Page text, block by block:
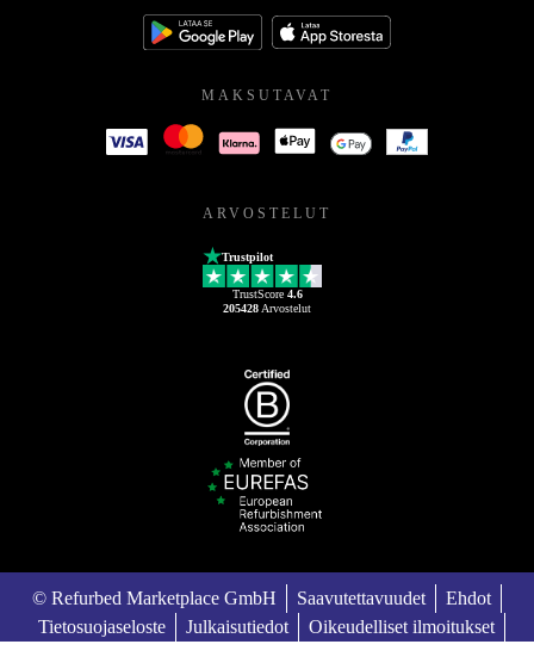
MAKSUTAVAT
ARVOSTELUT
Trustpilot
TrustScore 4.6
205428 Arvostelut
© Refurbed Marketplace GmbH Saavutettavuudet
Ehdot
Tietosuojaseloste
Julkaisutiedot
Oikeudelliset ilmoitukset